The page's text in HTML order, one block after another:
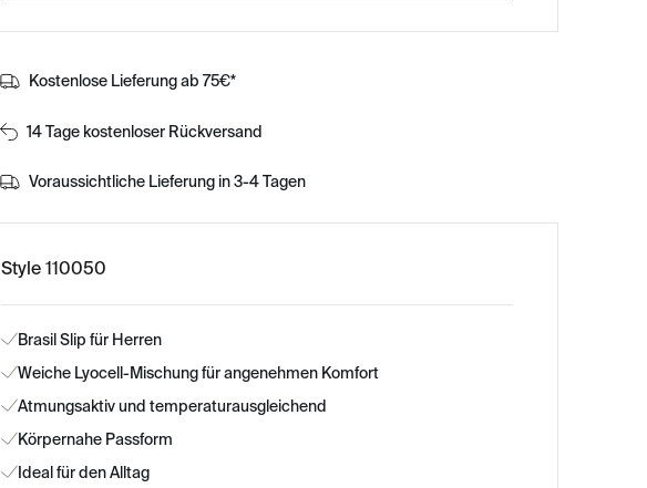
Kostenlose Lieferung ab 75€*
14 Tage kostenloser Rückversand
Voraussichtliche Lieferung in 3-4 Tagen
Style 110050
Brasil Slip für Herren
Weiche Lyocell-Mischung für angenehmen Komfort
Atmungsaktiv und temperaturausgleichend
Körpernahe Passform
Ideal für den Alltag